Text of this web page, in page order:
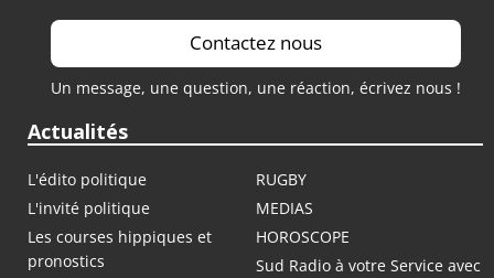
Contactez nous
Un message, une question, une réaction, écrivez nous !
Actualités
L'édito politique
RUGBY
L'invité politique
MEDIAS
Les courses hippiques et
pronostics
HOROSCOPE
Sud Radio à votre Service avec